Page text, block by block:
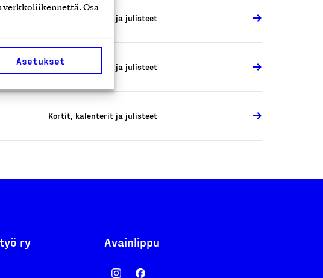
verkkoliikennettä. Osa
Asetukset
Kortit, kalenterit ja julisteet
Kortit, kalenterit ja julisteet
Kortit, kalenterit ja julisteet
ry Avainlippu